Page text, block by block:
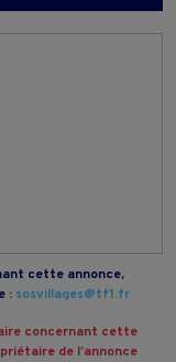
cette annonce,
: sosvillages@tf1.fr
concernant cette
de l’annonce